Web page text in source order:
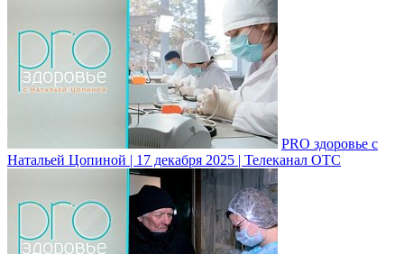
PRO здоровье с
Натальей Цопиной | 17 декабря 2025 | Телеканал ОТС